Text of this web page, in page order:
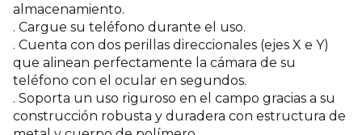
almacenamiento.
. Cargue su teléfono durante el uso.
. Cuenta con dos perillas direccionales (ejes X e Y)
que alinean perfectamente la cámara de su
teléfono con el ocular en segundos.
. Soporta un uso riguroso en el campo gracias a su
construcción robusta y duradera con estructura de